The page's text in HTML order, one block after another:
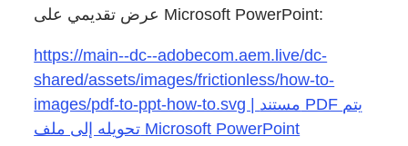
عرض تقديمي على Microsoft PowerPoint:
https://main--dc--adobecom.aem.live/dc-
shared/assets/images/frictionless/how-to-
images/pdf-to-ppt-how-to.svg | مستند PDF يتم
تحويله إلى ملف Microsoft PowerPoint